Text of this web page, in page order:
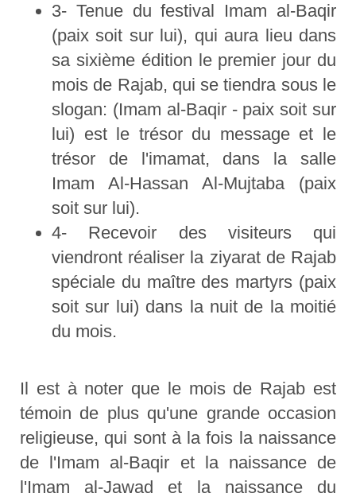
3- Tenue du festival Imam al-Baqir
(paix soit sur lui), qui aura lieu dans
sa sixième édition le premier jour du
mois de Rajab, qui se tiendra sous le
slogan: (Imam al-Baqir - paix soit sur
lui) est le trésor du message et le
trésor de l'imamat, dans la salle
Imam Al-Hassan Al-Mujtaba (paix
soit sur lui).
4- Recevoir des visiteurs qui
viendront réaliser la ziyarat de Rajab
spéciale du maître des martyrs (paix
soit sur lui) dans la nuit de la moitié
du mois.
Il est à noter que le mois de Rajab est
témoin de plus qu'une grande occasion
religieuse, qui sont à la fois la naissance
de l'Imam al-Baqir et la naissance de
l'Imam al-Jawad et la naissance du